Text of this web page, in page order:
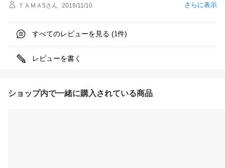
さらに表示
ＴＡＭＡ5さん 2019/11/10
すべてのレビューを見る (1件)
レビューを書く
ショップ内で一緒に購入されている商品